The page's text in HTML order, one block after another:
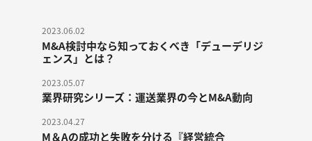
2023.06.02
M&A検討中なら知っておくべき「デューデリジ
ェンス」とは？
2023.05.07
業界研究シリーズ：運送業界の今とM&A動向
2023.04.27
M＆Aの成功と失敗を分ける『経営統合